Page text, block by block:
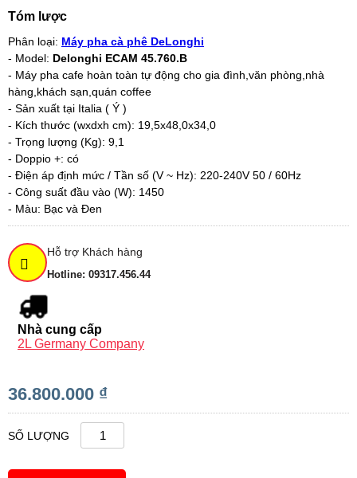
Tóm lược
Phân loại: Máy pha cà phê DeLonghi
- Model: Delonghi ECAM 45.760.B
- Máy pha cafe hoàn toàn tự động cho gia đình,văn phòng,nhà
hàng,khách sạn,quán coffee
- Sản xuất tại Italia ( Ý )
- Kích thước (wxdxh cm): 19,5x48,0x34,0
- Trọng lượng (Kg): 9,1
- Doppio +: có
- Điện áp định mức / Tần số (V ~ Hz): 220-240V 50 / 60Hz
- Công suất đầu vào (W): 1450
- Màu: Bạc và Đen
Hỗ trợ Khách hàng
Hotline: 09317.456.44
Nhà cung cấp
2L Germany Company
36.800.000 ₫
SỐ LƯỢNG